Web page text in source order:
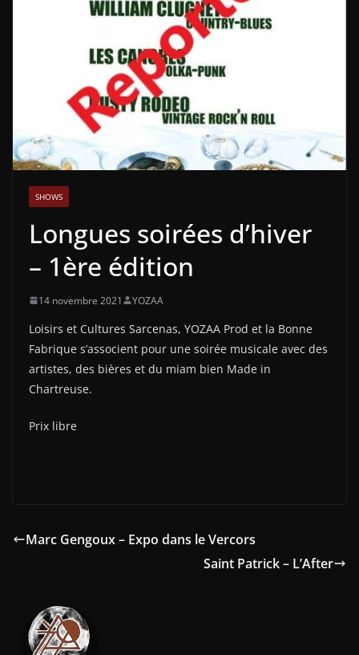
SHOWS
Longues soirées d’hiver
– 1ère édition
14 novembre 2021 YOZAA
Loisirs et Cultures Sarcenas, YOZAA Prod et la Bonne
Fabrique s’associent pour une soirée musicale avec des
artistes, des bières et du miam bien Made in
Chartreuse.
Prix libre
Marc Gengoux – Expo dans le Vercors
Saint Patrick – L’After